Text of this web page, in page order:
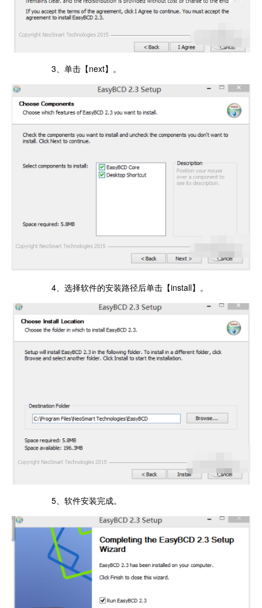
3、单击【next】。
4、选择软件的安装路径后单击【install】。
5、软件安装完成。